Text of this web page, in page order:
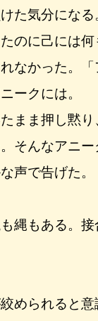
た気分になる
のに己には
なかった。
ークには。
まま押し黙り
そんなアニ
声で告げた。
縄もある。接
められると意